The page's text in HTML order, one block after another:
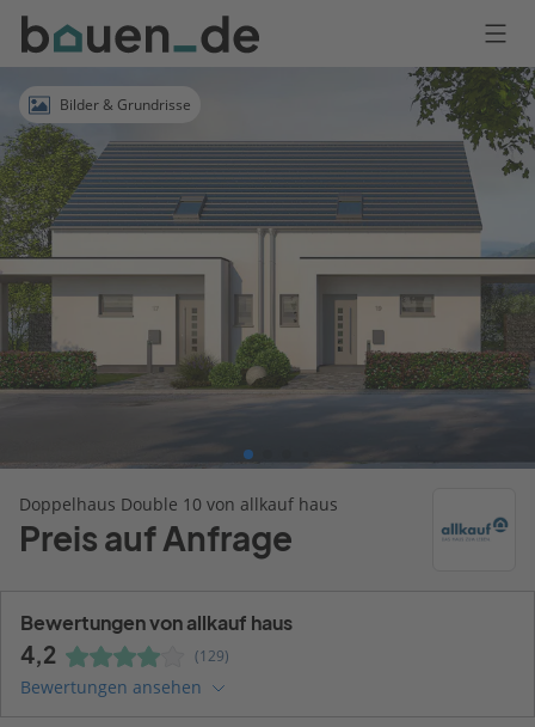
Bauen
Logo
AnmeldenBilder & Grundrisse
Doppelhaus Double 10 von allkauf haus
Preis auf Anfrage
Bewertungen von allkauf haus
4,2 (129)
Bewertungen ansehen